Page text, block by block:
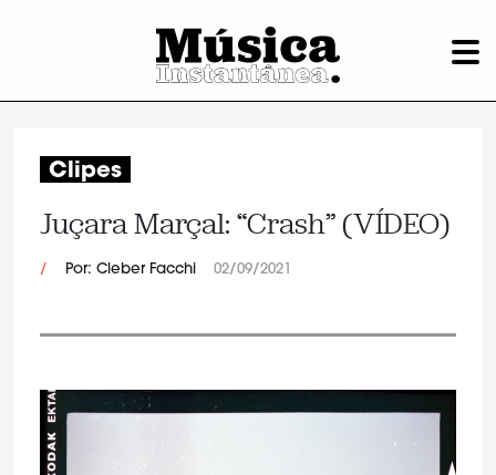
Clipes
Juçara Marçal: “Crash” (VÍDEO)
/ Por: Cleber Facchi 02/09/2021